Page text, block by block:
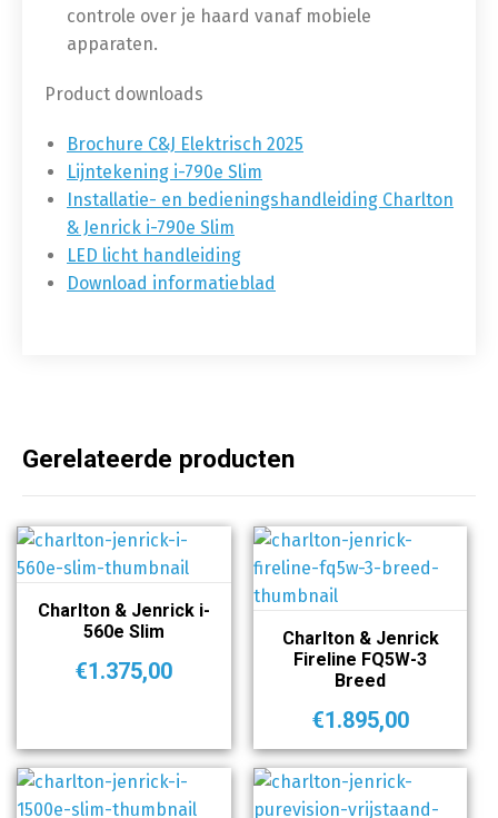
controle over je haard vanaf mobiele
apparaten.
Product downloads
Brochure C&J Elektrisch 2025
Lijntekening i-790e Slim
Installatie- en bedieningshandleiding Charlton
& Jenrick i-790e Slim
LED licht handleiding
Download informatieblad
Gerelateerde producten
Charlton & Jenrick i-
560e Slim
€1.375,00
Charlton & Jenrick
Fireline FQ5W-3
Breed
€1.895,00